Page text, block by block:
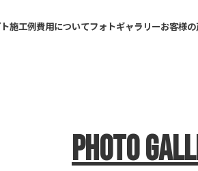
施工例費用についてフォトギャラリーお客様の
Photo